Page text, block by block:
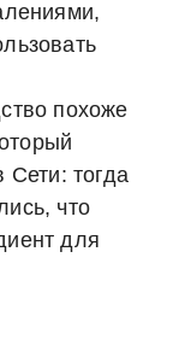
похоже
Сети: тогда
чтo
для